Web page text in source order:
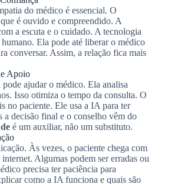
do médico é essencial. O
é ouvido e compreendido. A
a escuta e o cuidado. A tecnologia
Ela pode até liberar o médico
conversar. Assim, a relação fica mais
Apoio
ajudar o médico. Ela analisa
Isso otimiza o tempo da consulta. O
no paciente. Ele usa a IA para ter
a decisão final e o conselho vêm do
é um auxiliar, não um substituto.
Às vezes, o paciente chega com
Algumas podem ser erradas ou
precisa ter paciência para
como a IA funciona e quais são